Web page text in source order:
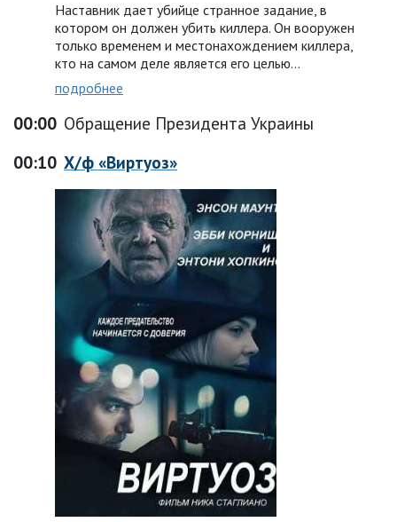
Наставник дает убийце странное задание, в
котором он должен убить киллера. Он вооружен
только временем и местонахождением киллера,
кто на самом деле является его целью…
подробнее
00:00 Обращение Президента Украины
00:10 Х/ф «Виртуоз»